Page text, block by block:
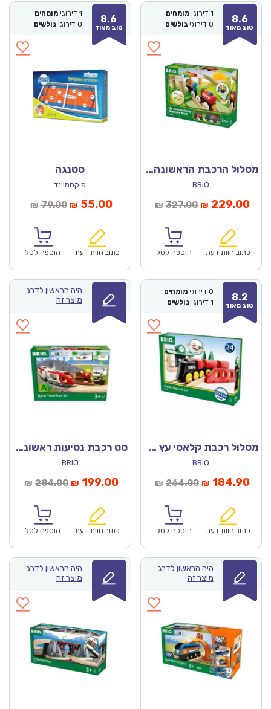
8.6
טוב מאוד
1 דירוגי מומחים
0 דירוגי גולשים
מסלול הרכבת הראשונה שלי למתחילים 33727 – בריו
BRIO
₪ 327.00המחיר
₪327.00.
₪ 229.00
כתוב חוות דעת הוספה לסל
8.6
טוב מאוד
1 דירוגי מומחים
0 דירוגי גולשים
סטנגה
פוקסמיינד
₪ 79.00המחיר
₪79.00.
₪ 55.00המחיר
₪55.00.
כתוב חוות דעת הוספה לסל
8.2
טוב מאוד
0 דירוגי מומחים
1 דירוגי גולשים
מסלול רכבת קלאסי עץ 33028 (BRIO)
BRIO
₪ 264.00המחיר
₪264.00.
₪ 184.90
כתוב חוות דעת הוספה לסל
היה הראשון לדרג
מוצר זה
סט רכבת נסיעות ראשוני – 36079 בריו
BRIO
₪ 284.00המחיר
₪284.00.
₪ 199.00המחיר
₪199.00.
כתוב חוות דעת הוספה לסל
היה הראשון לדרג
מוצר זה
היה הראשון לדרג
מוצר זה